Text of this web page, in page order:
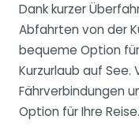
Dank kurzer
Abfahrten von der
bequeme Option
Kurzurlaub auf See.
Fährverbindungen
Option für Ihre Reise.